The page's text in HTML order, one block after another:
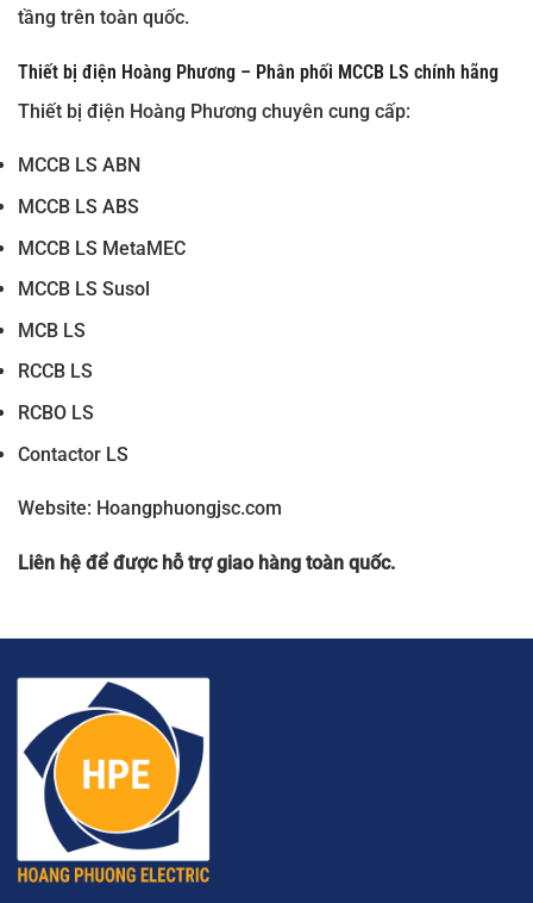
tầng trên toàn quốc.
Thiết bị điện Hoàng Phương – Phân phối MCCB LS chính hãng
Thiết bị điện Hoàng Phương chuyên cung cấp:
MCCB LS ABN
MCCB LS ABS
MCCB LS MetaMEC
MCCB LS Susol
MCB LS
RCCB LS
RCBO LS
Contactor LS
Website: Hoangphuongjsc.com
Liên hệ để được hỗ trợ giao hàng toàn quốc.